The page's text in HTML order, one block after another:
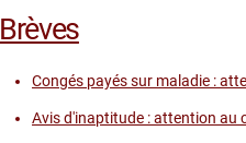
Brèves
Congés payés sur maladie :
Avis d'inaptitude : attention au